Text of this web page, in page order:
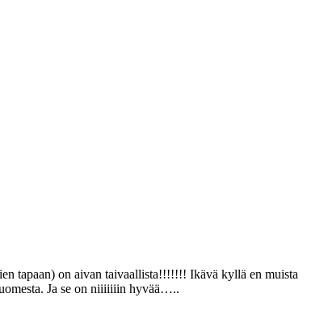
tapaan) on aivan taivaallista!!!!!!! Ikävä kyllä en muista
Ja se on niiiiiiin hyvää…..